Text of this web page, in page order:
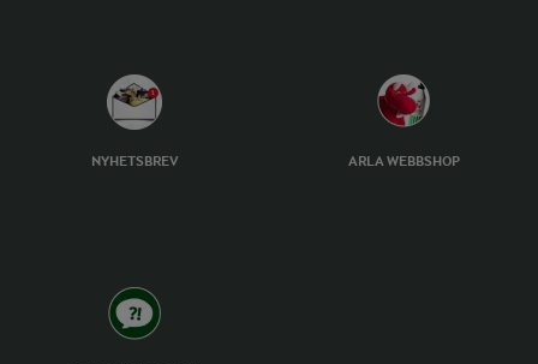
NYHETSBREV ARLA WEBBSHOP